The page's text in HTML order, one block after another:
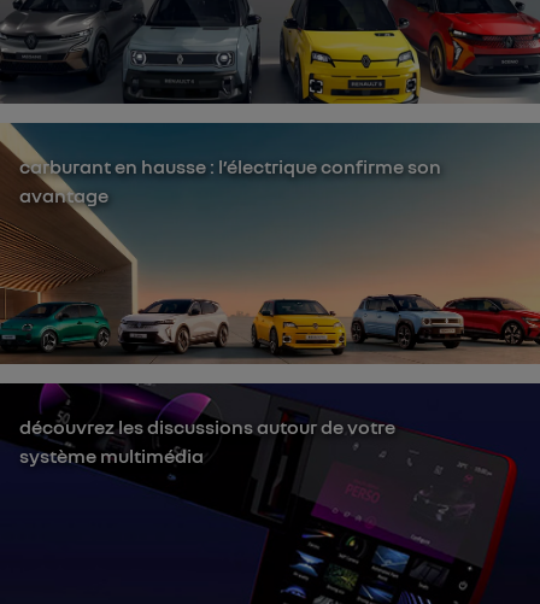
carburant en hausse : l’électrique confirme son
avantage
découvrez les discussions autour de votre
système multimédia